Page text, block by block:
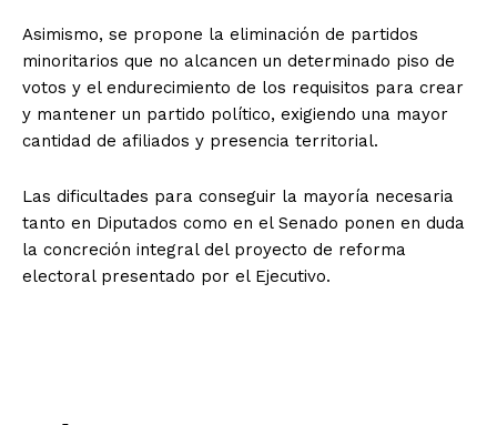
Asimismo, se propone la eliminación de partidos
minoritarios que no alcancen un determinado piso de
votos y el endurecimiento de los requisitos para crear
y mantener un partido político, exigiendo una mayor
cantidad de afiliados y presencia territorial.
Las dificultades para conseguir la mayoría necesaria
tanto en Diputados como en el Senado ponen en duda
la concreción integral del proyecto de reforma
electoral presentado por el Ejecutivo.